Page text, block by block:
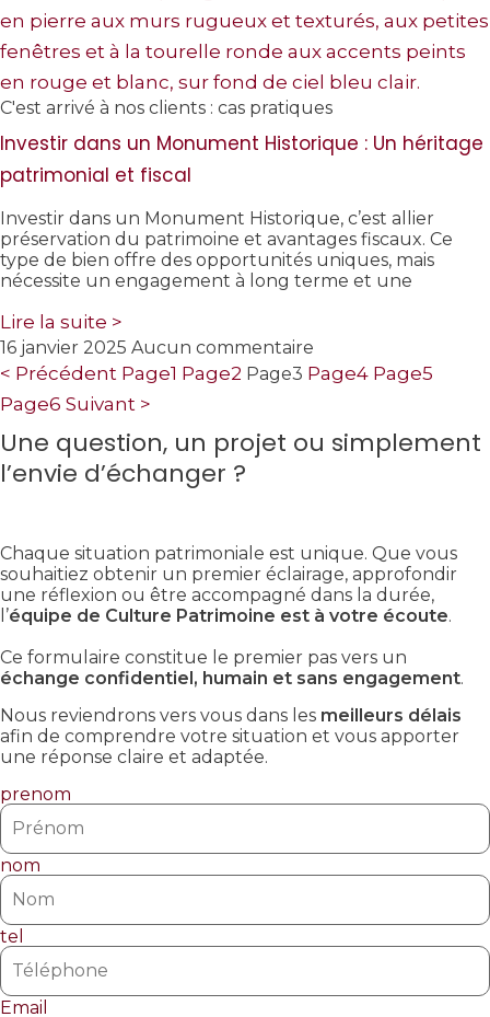
C'est arrivé à nos clients : cas pratiques
Investir dans un Monument Historique : Un héritage
patrimonial et fiscal
Investir dans un Monument Historique, c’est allier
préservation du patrimoine et avantages fiscaux. Ce
type de bien offre des opportunités uniques, mais
nécessite un engagement à long terme et une
Lire la suite >
16 janvier 2025 Aucun commentaire
< Précédent Page1 Page2 Page3 Page4 Page5
Page6 Suivant >
Une question, un projet ou simplement
l’envie d’échanger ?
Chaque situation patrimoniale est unique. Que vous
souhaitiez obtenir un premier éclairage, approfondir
une réflexion ou être accompagné dans la durée,
l’équipe de Culture Patrimoine est à votre écoute.
Ce formulaire constitue le premier pas vers un
échange confidentiel, humain et sans engagement.
Nous reviendrons vers vous dans les meilleurs délais
afin de comprendre votre situation et vous apporter
une réponse claire et adaptée.
prenom
nom
tel
Email